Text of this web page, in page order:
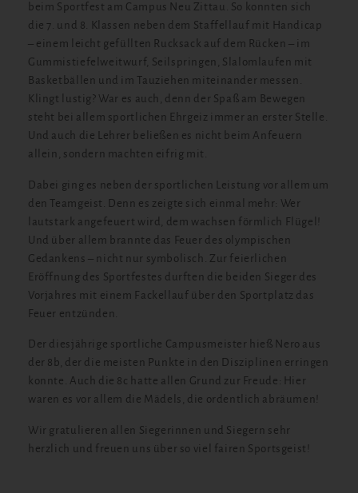
beim Sportfest am Campus Neu Zittau. So konnten sich
die 7. und 8. Klassen neben dem Staffellauf mit Handicap
– einem leicht gefüllten Rucksack auf dem Rücken – im
Gummistiefelweitwurf, Seilspringen, Slalomlaufen mit
Basketbällen und im Tauziehen miteinander messen.
Klingt lustig? War es auch, denn der Spaß am Bewegen
steht bei allem sportlichen Ehrgeiz immer an erster Stelle.
Und auch die Lehrer beließen es nicht beim Anfeuern
allein, sondern machten eifrig mit.
Dabei ging es neben der sportlichen Leistung vor allem um
den Teamgeist. Denn es zeigte sich einmal mehr: Wer
lautstark angefeuert wird, dem wachsen förmlich Flügel!
Und über allem brannte das Feuer des olympischen
Gedankens – nicht nur symbolisch. Zur feierlichen
Eröffnung des Sportfestes durften die beiden Sieger des
Vorjahres mit einem Fackellauf über den Sportplatz das
Feuer entzünden.
Der diesjährige sportliche Campusmeister hieß Nero aus
der 8b, der die meisten Punkte in den Disziplinen erringen
konnte. Auch die 8c hatte allen Grund zur Freude: Hier
waren es vor allem die Mädels, die ordentlich abräumen!
Wir gratulieren allen Siegerinnen und Siegern sehr
herzlich und freuen uns über so viel fairen Sportsgeist!